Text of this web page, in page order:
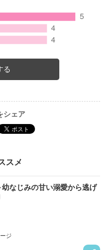
る
シェア
スメ
なじみの甘い溺愛から逃げ
ジ